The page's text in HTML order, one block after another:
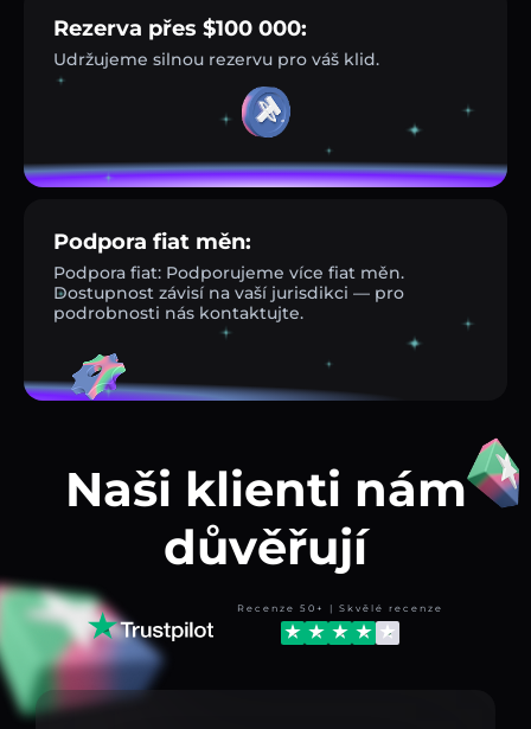
Rezerva přes $100 000:
Udržujeme silnou rezervu pro váš klid.
Podpora fiat měn:
Podpora fiat: Podporujeme více fiat měn.
Dostupnost závisí na vaší jurisdikci — pro
podrobnosti nás kontaktujte.
Naši klienti nám
důvěřují
Recenze 50+ | Skvělé recenze